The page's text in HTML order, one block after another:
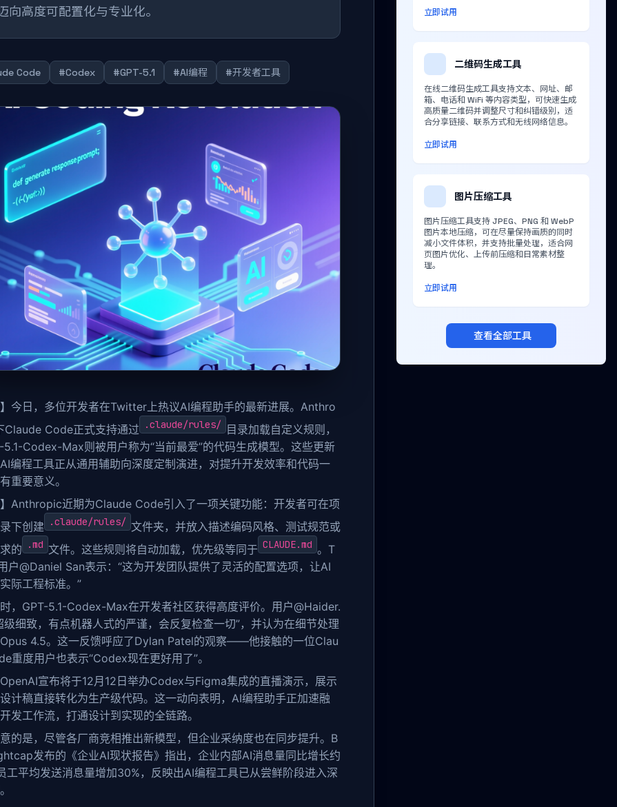
向高度可配置化与专业化。
Code #Codex #GPT-5.1 #AI编程 #开发者工具
】今日，多位开发者在Twitter上热议AI编程助手的最新进展。Anthro
Claude Code正式支持通过
.claude/rules/ 目录加载自定义规则，
5.1-Codex-Max则被用户称为“当前最爱”的代码生成模型。这些更新
编程工具正从通用辅助向深度定制演进，对提升开发效率和代码一
重要意义。
】Anthropic近期为Claude Code引入了一项关键功能：开发者可在项
下创建
.claude/rules/ 文件夹，并放入描述编码风格、测试规范或
的
.md 文件。这些规则将自动加载，优先级等同于 CLAUDE.md 。T
户@Daniel San表示：“这为开发团队提供了灵活的配置选项，让AI
际工程标准。”
，GPT-5.1-Codex-Max在开发者社区获得高度评价。用户@Haider.
级细致，有点机器人式的严谨，会反复检查一切”，并认为在细节处理
4.5。这一反馈呼应了Dylan Patel的观察——他接触的一位Clau
重度用户也表示“Codex现在更好用了”。
宣布将于12月12日举办Codex与Figma集成的直播演示，展示
计稿直接转化为生产级代码。这一动向表明，AI编程助手正加速融
发工作流，打通设计到实现的全链路。
的是，尽管各厂商竞相推出新模型，但企业采纳度也在同步提升。B
发布的《企业AI现状报告》指出，企业内部AI消息量同比增长约
工平均发送消息量增加30%，反映出AI编程工具已从尝鲜阶段进入深
立即试用
二维码生成工具
在线二维码生成工具支持文本、网址、邮
箱、电话和 WiFi 等内容类型，可快速生成
高质量二维码并调整尺寸和纠错级别，适
合分享链接、联系方式和无线网络信息。
立即试用
图片压缩工具
图片压缩工具支持 JPEG、PNG 和 WebP
图片本地压缩，可在尽量保持画质的同时
减小文件体积，并支持批量处理，适合网
页图片优化、上传前压缩和日常素材整
理。
立即试用
查看全部工具